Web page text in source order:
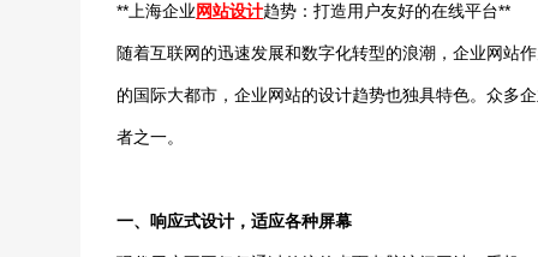
**上海企业网站设计趋势：打造用户友好的在线平台**
随着互联网的迅速发展和数字化转型的浪潮，企业网站
的国际大都市，企业网站的设计趋势也独具特色。众多
者之一。
一、响应式设计，适应各种屏幕